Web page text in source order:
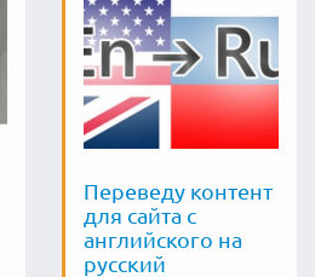
Переведу контент
для сайта с
английского на
русский